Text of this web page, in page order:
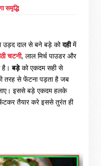
समृद्धि
उड़द दाल से बने बड़े कोदहीमें
चटनी, लाल मिर्च पाउडर और
है।बड़ेको एकदम सही से
तरह से फेंटना पड़ता है जब
इससे बड़े एकदम हलके
तैयार करे इससे तुरंत ही